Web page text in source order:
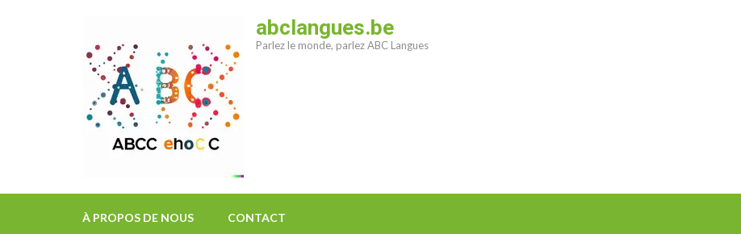
abclangues.be
Parlez le monde, parlez ABC Langues
À PROPOS DE NOUS CONTACT